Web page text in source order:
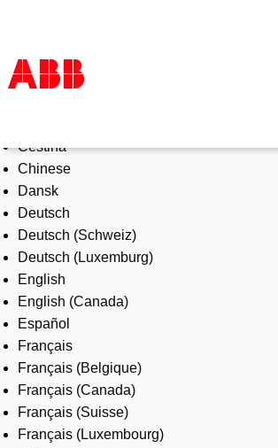
Products & Solutions
Industries
Services
About us
Where to buy
Contact us
Careers
Čeština
Chinese
Dansk
Deutsch
Deutsch (Schweiz)
Deutsch (Luxemburg)
English
English (Canada)
Español
Français
Français (Belgique)
Français (Canada)
Français (Suisse)
Français (Luxembourg)